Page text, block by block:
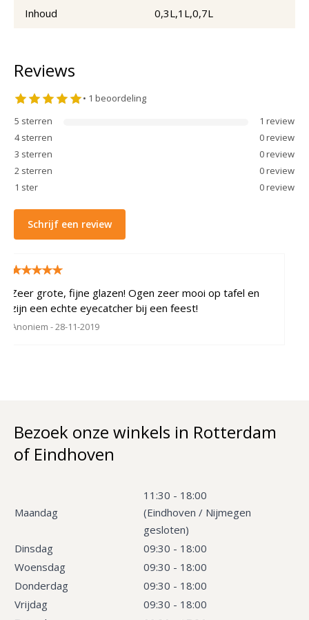
Inhoud 0,3L,1L,0,7L
Reviews
• 1 beoordeling
5 sterren 1 review
4 sterren 0review
3 sterren 0review
2 sterren 0review
1 ster 0review
Schrijf een review
Zeer grote, fijne glazen! Ogen zeer mooi op tafel en
zijn een echte eyecatcher bij een feest!
Anoniem - 28-11-2019
Bezoek onze winkels in Rotterdam
of Eindhoven
Maandag
11:30 - 18:00
(Eindhoven / Nijmegen
gesloten)
Dinsdag
09:30 - 18:00
Woensdag
09:30 - 18:00
Donderdag
09:30 - 18:00
Vrijdag
09:30 - 18:00